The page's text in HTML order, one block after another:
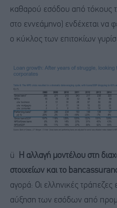
καθαρού εσόδου από τόκους
στο εννεάμηνο) ενδέχεται να
ο κύκλος των επιτοκίων
ü
Η αλλαγή μοντέλου στη
στοιχείων και το
αγορά: Οι ελληνικές τράπεζες
αύξηση των εσόδων από